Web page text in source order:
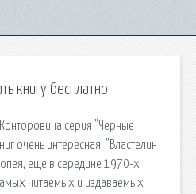
книгу бесплатно
серия "Черные
очень интересная. "Властелин
еще в середине 1970-х
читаемых и издаваемых